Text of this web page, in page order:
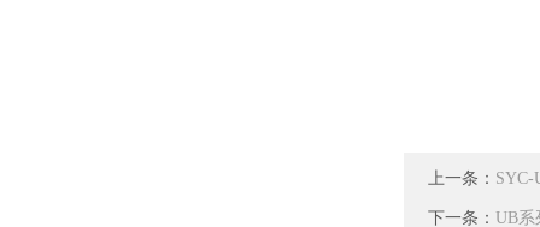
上一条： SYC-
下一条： UB系